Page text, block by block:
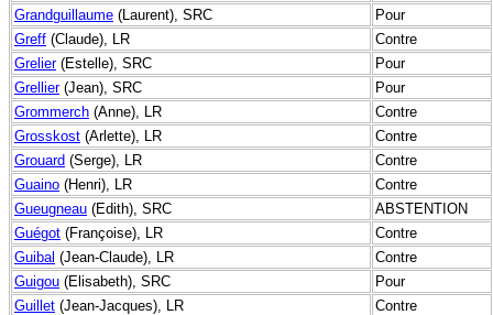
Grandguillaume (Laurent), SRC
Pour
Greff (Claude), LR
Contre
Grelier(Estelle), SRC
Pour
Grellier(Jean), SRC
Pour
Grommerch (Anne), LR
Contre
Grosskost (Arlette), LR
Contre
Grouard (Serge), LR
Contre
Guaino (Henri), LR
Contre
Gueugneau (Edith), SRC
ABSTENTION
Guégot (Françoise), LR
Contre
Guibal (Jean-Claude), LR
Contre
Guigou (Elisabeth), SRC
Pour
Guillet (Jean-Jacques), LR
Contre